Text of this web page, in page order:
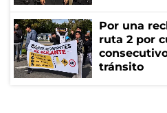
Por una
ruta 2 por
tránsito